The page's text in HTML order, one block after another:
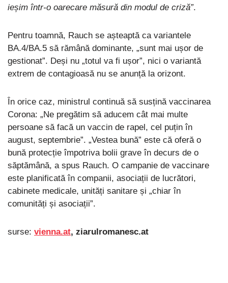
ieșim într-o oarecare măsură din modul de criză”.
Pentru toamnă, Rauch se așteaptă ca variantele
BA.4/BA.5 să rămână dominante, „sunt mai ușor de
gestionat”. Deși nu „totul va fi ușor”, nici o variantă
extrem de contagioasă nu se anunță la orizont.
În orice caz, ministrul continuă să susțină vaccinarea
Corona: „Ne pregătim să aducem cât mai multe
persoane să facă un vaccin de rapel, cel puțin în
august, septembrie”. „Vestea bună” este că oferă o
bună protecție împotriva bolii grave în decurs de o
săptămână, a spus Rauch. O campanie de vaccinare
este planificată în companii, asociații de lucrători,
cabinete medicale, unități sanitare și „chiar în
comunități și asociații”.
surse: vienna.at, ziarulromanesc.at